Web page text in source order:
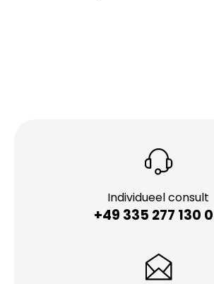
Individueel consult
+49 335 277 130